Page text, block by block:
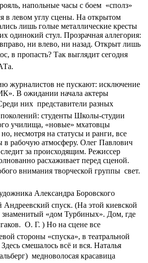
напольные часы с боем  «сполз»
в левом углу сцены. На открытом
лишь голые металлические кресты
одинокий стул. Прозрачная аллегория:
ни влево, ни назад. Открыт лишь
в пропасть? Так выглядит сегодня
журналистов не пускают: исключение
В ожидании начала актеры
них  представители разных
студенты Школы-студии
училища, «новые» мхатовцы
несмотря на статусы и ранги, все
в рабочую атмосферу. Олег Павлович
за происходящим. Режиссер
расхаживает перед сценой.
внимания творческой группы  свет.
Александра Боровского 
спуск. (На этой киевской
знаменитый «дом Турбиных». Дом, где
 О. Г. ) Но на сцене все
стороны «спуска», в театральной
смешалось всё и вся. Наталья
 медноволосая красавица